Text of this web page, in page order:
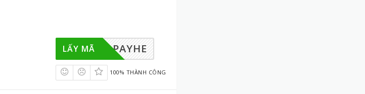
ALOPAYHE
LẤY MÃ
100% THÀNH CÔNG